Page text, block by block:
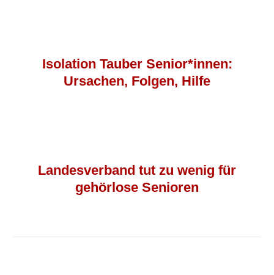
Isolation Tauber Senior*innen:
Ursachen, Folgen, Hilfe
Landesverband tut zu wenig für
gehörlose Senioren